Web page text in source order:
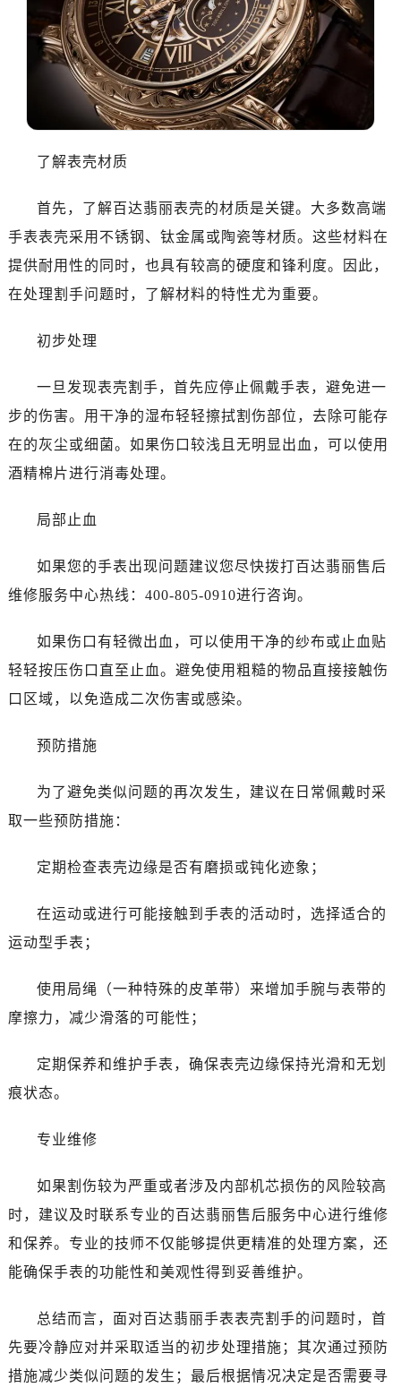
了解表壳材质
首先，了解百达翡丽表壳的材质是关键。大多数高端
手表表壳采用不锈钢、钛金属或陶瓷等材质。这些材料在
提供耐用性的同时，也具有较高的硬度和锋利度。因此，
在处理割手问题时，了解材料的特性尤为重要。
初步处理
一旦发现表壳割手，首先应停止佩戴手表，避免进一
步的伤害。用干净的湿布轻轻擦拭割伤部位，去除可能存
在的灰尘或细菌。如果伤口较浅且无明显出血，可以使用
酒精棉片进行消毒处理。
局部止血
如果您的手表出现问题建议您尽快拨打百达翡丽售后
维修服务中心热线：400-805-0910进行咨询。
如果伤口有轻微出血，可以使用干净的纱布或止血贴
轻轻按压伤口直至止血。避免使用粗糙的物品直接接触伤
口区域，以免造成二次伤害或感染。
预防措施
为了避免类似问题的再次发生，建议在日常佩戴时采
取一些预防措施：
定期检查表壳边缘是否有磨损或钝化迹象；
在运动或进行可能接触到手表的活动时，选择适合的
运动型手表；
使用局绳（一种特殊的皮革带）来增加手腕与表带的
摩擦力，减少滑落的可能性；
定期保养和维护手表，确保表壳边缘保持光滑和无划
痕状态。
专业维修
如果割伤较为严重或者涉及内部机芯损伤的风险较高
时，建议及时联系专业的百达翡丽售后服务中心进行维修
和保养。专业的技师不仅能够提供更精准的处理方案，还
能确保手表的功能性和美观性得到妥善维护。
总结而言，面对百达翡丽手表表壳割手的问题时，首
先要冷静应对并采取适当的初步处理措施；其次通过预防
措施减少类似问题的发生；最后根据情况决定是否需要寻